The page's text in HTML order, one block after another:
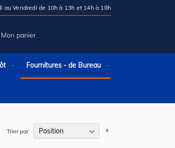
au Vendredi de 10h à 13h et 14h à 18h
Mon panier
Fournitures - de Bureau
Trier par